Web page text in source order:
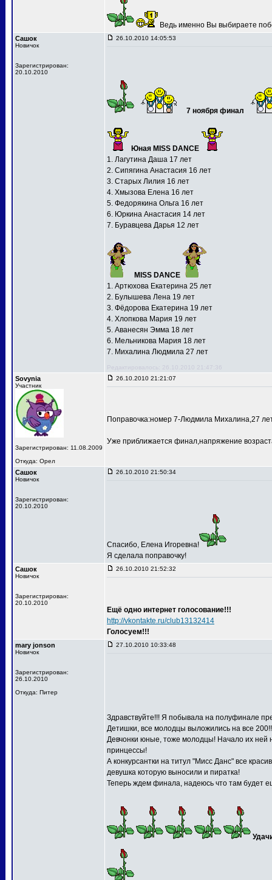
Ведь именно Вы выбираете
Сашок
Новичок
Зарегистрирован:
20.10.2010
26.10.2010 14:05:53
7 ноября финал
Юная MISS DANCE
1. Лагутина Даша 17 лет
2. Сипягина Анастасия 16 лет
3. Старых Лилия 16 лет
4. Хмызова Елена 16 лет
5. Федорякина Ольга 16 лет
6. Юркина Анастасия 14 лет
7. Буравцева Дарья 12 лет
MISS DANCE
1. Артюхова Екатерина 25 лет
2. Булышева Лена 19 лет
3. Фёдорова Екатерина 19 лет
4. Хлопкова Мария 19 лет
5. Аванесян Эмма 18 лет
6. Мельникова Мария 18 лет
7. Михалина Людмила 27 лет
Редактировалось: 26.10.2010 21:47:36
Sovynia
Участник
Зарегистрирован: 11.08.2009
Откуда: Орел
26.10.2010 21:21:07
Поправочка:номер 7-Людмила Михалина,27
Уже приближается финал,напряжение
Сашок
Новичок
Зарегистрирован:
20.10.2010
26.10.2010 21:50:34
Спасибо, Елена Игоревна!
Я сделала поправочку!
Сашок
Новичок
Зарегистрирован:
20.10.2010
26.10.2010 21:52:32
Ещё одно интернет голосование!!!
http://vkontakte.ru/club13132414
Голосуем!!!
mary jonson
Новичок
Зарегистрирован:
26.10.2010
Откуда: Питер
27.10.2010 10:33:48
Здравствуйте!!! Я побывала на полуфинале
Детишки, все молодцы выложились на все
Девчонки юные, тоже молодцы! Начало их ней
принцессы!
А конкурсантки на титул "Мисс Данс" все
девушка которую выносили и пиратка!
Теперь ждем финала, надеюсь что там будет